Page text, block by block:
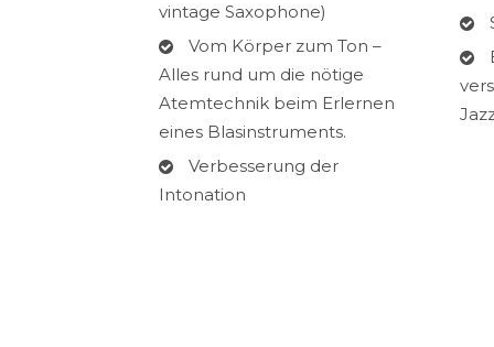
vintage Saxophone)
Vom Körper zum Ton –
Alles rund um die nötige
Atemtechnik beim Erlernen
eines Blasinstruments.
Verbesserung der
Intonation